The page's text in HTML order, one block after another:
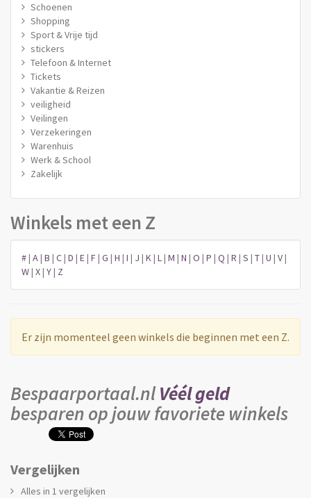
Schoenen
Shopping
Sport & Vrije tijd
stickers
Telefoon & Internet
Tickets
Vakantie & Reizen
veiligheid
Veilingen
Verzekeringen
Warenhuis
Werk & School
Zakelijk
Winkels met een Z
#| A| B | C| D | E| F | G | H | I | J | K| L| M | N | O | P | Q | R | S | T| U | V|
W| X| Y| Z
Er zijn momenteel geen winkels die beginnen met een Z.
Bespaarportaal.nlVéél geld
besparen op jouw favoriete winkels
Vergelijken
Alles in 1 vergelijken